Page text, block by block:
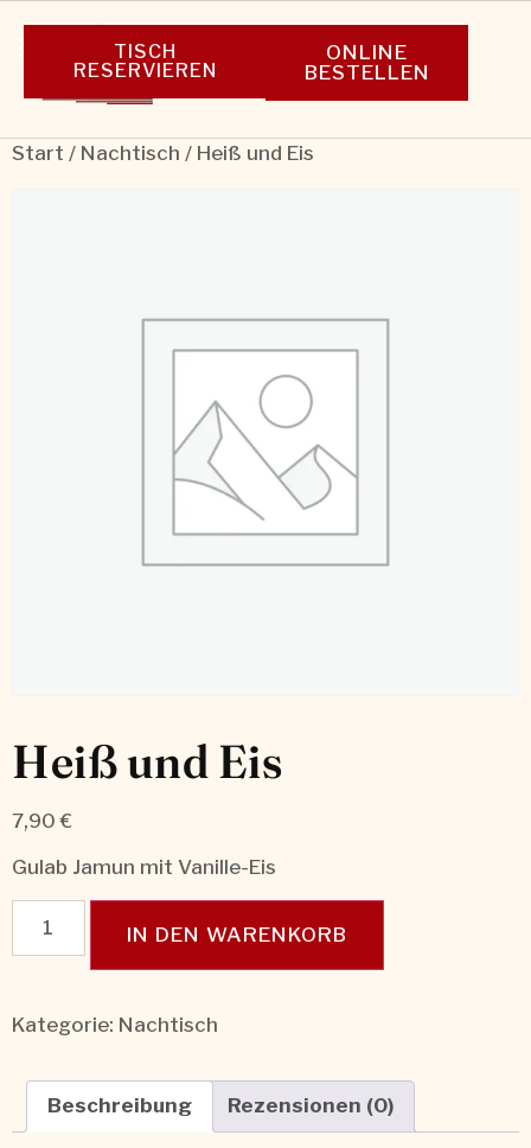
TISCH
RESERVIEREN
ONLINE
BESTELLEN
Start / Nachtisch / Heiß und Eis
Heiß und Eis
7,90€
Gulab Jamun mit Vanille-Eis
IN DEN WARENKORB
Kategorie: Nachtisch
Beschreibung Rezensionen (0)